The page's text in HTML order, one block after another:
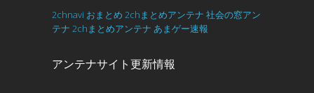
2chnavi おまとめ 2chまとめアンテナ 社会の窓アン
テナ 2chまとめアンテナ あまゲー速報
アンテナサイト更新情報